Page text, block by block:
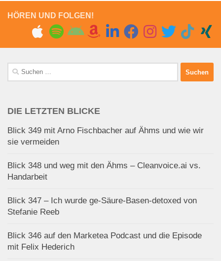
HÖREN UND FOLGEN!
Suchen
nach:
DIE LETZTEN BLICKE
Blick 349 mit Arno Fischbacher auf Ähms und wie wir
sie vermeiden
Blick 348 und weg mit den Ähms – Cleanvoice.ai vs.
Handarbeit
Blick 347 – Ich wurde ge-Säure-Basen-detoxed von
Stefanie Reeb
Blick 346 auf den Marketea Podcast und die Episode
mit Felix Hederich